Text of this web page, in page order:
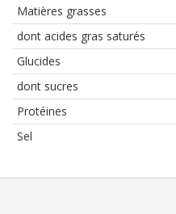
Matières grasses
dont acides gras saturés
Glucides
dont sucres
Protéines
Sel